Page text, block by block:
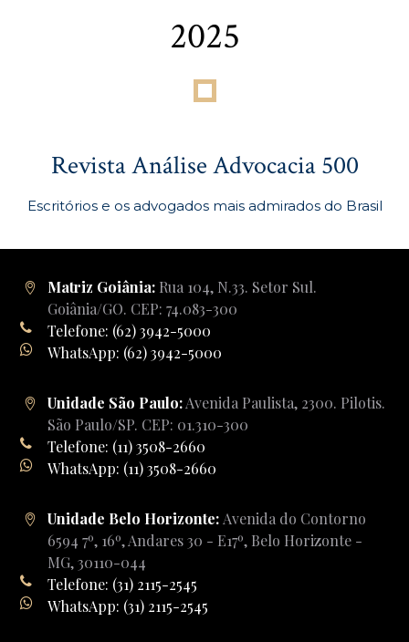
2025
Revista Análise Advocacia 500
Escritórios e os advogados mais admirados do Brasil
Matriz Goiânia:Rua 104, N.33. Setor Sul.
Goiânia/GO. CEP: 74.083-300
Telefone: (62) 3942-5000
WhatsApp: (62) 3942-5000
Unidade São Paulo:Avenida Paulista, 2300. Pilotis.
São Paulo/SP. CEP: 01.310-300
Telefone: (11) 3508-2660
WhatsApp: (11) 3508-2660
Unidade Belo Horizonte: Avenida do Contorno
6594 7º, 16º, Andares 30 - E17º, Belo Horizonte -
MG, 30110-044
Telefone: (31) 2115-2545
WhatsApp: (31) 2115-2545